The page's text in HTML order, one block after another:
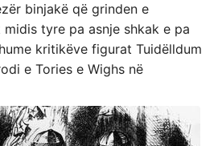
binjakë që grinden e
tyre pa asnje shkak e pa
kritikëve figurat Tuidëlldum
e Tories e Wighs në